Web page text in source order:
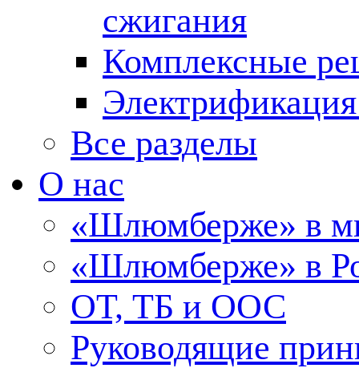
сжигания
Комплексные
Все разделы
О нас
«Шлюмберже» в
«Шлюмберже» в
ОТ, ТБ и ООС
Руководящие